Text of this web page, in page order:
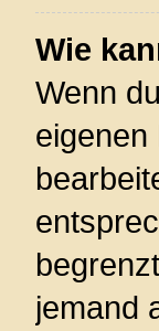
Wie
Wenn
eigenen
jemand